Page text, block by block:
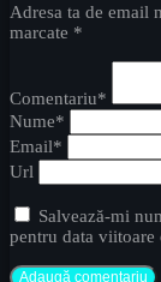
Adresa ta de email
marcate *
Comentariu*
Nume*
Email*
Url
Salvează-mi
pentru data viitoare